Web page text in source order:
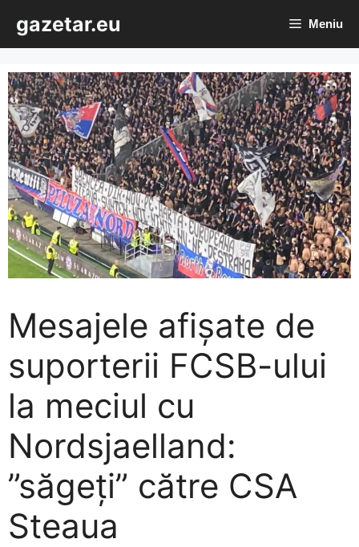
conținut
gazetar.eu Meniu
Mesajele afișate de
suporterii FCSB-ului
la meciul cu
Nordsjaelland:
”săgeți” către CSA
Steaua